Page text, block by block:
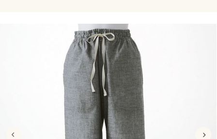
ジュニア・ティーンズ下着
メンズファッション
キッチン・雑貨・日用品
寝具・インテリア・家具
寝具・インテリア・家具通販すべて
美容・健康通販すべて
美容・健康・サプリメント
制服・スクールすべて
ジュニア・ティーンズ下着
キッチン・雑貨・日用品
寝具・インテリア・家具通販すべて
カーテン・ラグ・ファブリック
美容・健康通販すべて
美容・健康・サプリメント
制服・スクール
制服・スクールすべて
大きいサイズ通販すべて